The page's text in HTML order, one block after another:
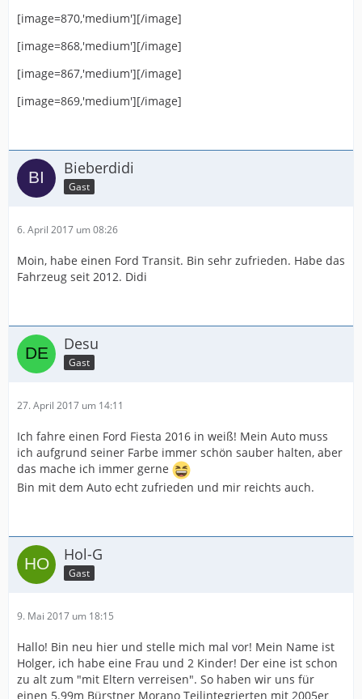
[image=870,'medium'][/image]
[image=868,'medium'][/image]
[image=867,'medium'][/image]
[image=869,'medium'][/image]
Bieberdidi
Gast
6. April 2017 um 08:26
Moin, habe einen Ford Transit. Bin sehr zufrieden. Habe das
Fahrzeug seit 2012. Didi
Desu
Gast
27. April 2017 um 14:11
Ich fahre einen Ford Fiesta 2016 in weiß! Mein Auto muss
ich aufgrund seiner Farbe immer schön sauber halten, aber
das mache ich immer gerne
Bin mit dem Auto echt zufrieden und mir reichts auch.
Hol-G
Gast
9. Mai 2017 um 18:15
Hallo! Bin neu hier und stelle mich mal vor! Mein Name ist
Holger, ich habe eine Frau und 2 Kinder! Der eine ist schon
zu alt zum "mit Eltern verreisen". So haben wir uns für
einen 5.99m Bürstner Morano Teilintegrierten mit 2005er